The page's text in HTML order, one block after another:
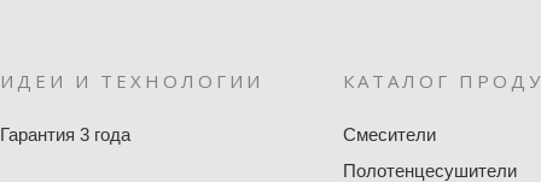
ИДЕИ И ТЕХНОЛОГИИ
Гарантия 3 года
КАТАЛОГ
Смесители
Полотенцесушители